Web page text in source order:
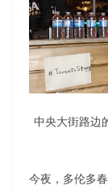
中央大街路边
今夜，多伦多